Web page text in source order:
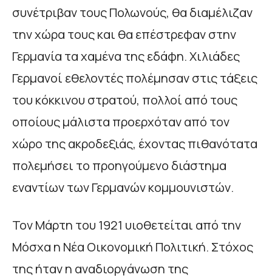
συνέτριβαν τους Πολωνούς, θα διαμέλιζαν
την χώρα τους και θα επέστρεφαν στην
Γερμανία τα χαμένα της εδάφη. Χιλιάδες
Γερμανοί εθελοντές πολέμησαν στις τάξεις
του κόκκινου στρατού, πολλοί από τους
οποίους μάλιστα προερχόταν από τον
χώρο της ακροδεξιάς, έχοντας πιθανότατα
πολεμήσει το προηγούμενο διάστημα
εναντίων των Γερμανών κομμουνιστών.
Τον Μάρτη του 1921 υιοθετείται από την
Μόσχα η Νέα Οικονομική Πολιτική. Στόχος
της ήταν η αναδιοργάνωση της